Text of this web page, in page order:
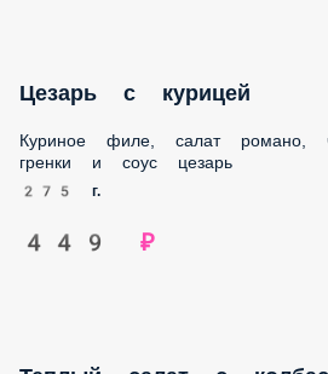
соус цезарь
275 г.